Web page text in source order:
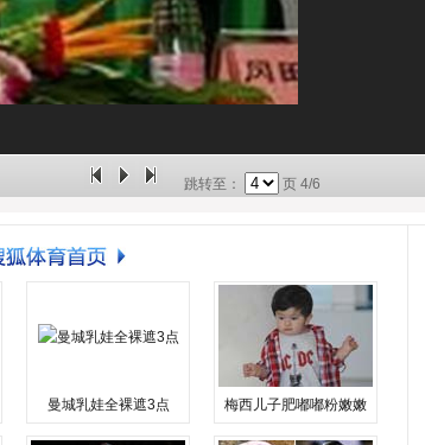
跳转至： 页 4/6
曼城乳娃全裸遮3点 梅西儿子肥嘟嘟粉嫩嫩